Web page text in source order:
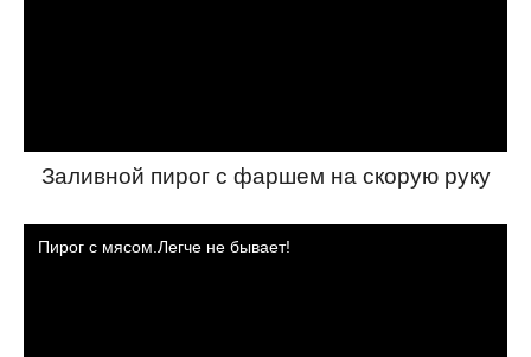
Заливной пирог с фаршем на скорую руку